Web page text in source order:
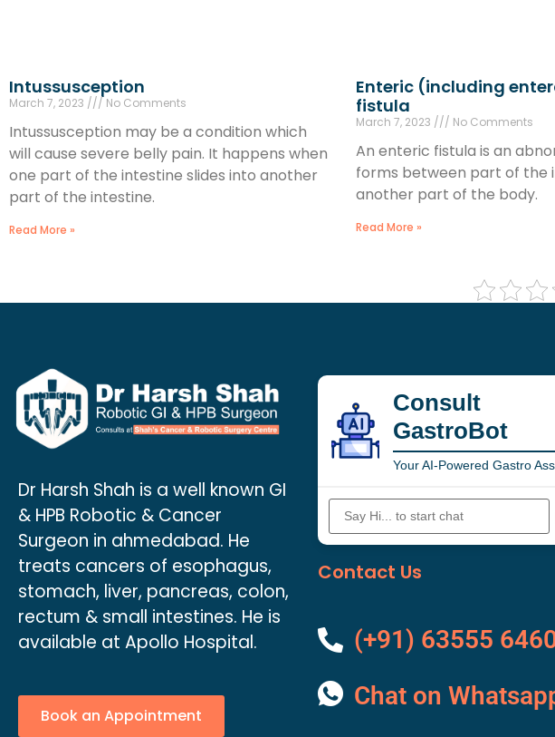
Intussusception
March 7, 2023 No Comments
Intussusception may be a condition which
will cause severe belly pain. It happens when
one part of the intestine slides into another
part of the intestine.
Read More »
Enteric (including
fistula
March 7, 2023 No Comments
An enteric fistula is an
forms between part of the
another part of the body.
Read More »
Dr Harsh Shah is a well known GI
& HPB Robotic & Cancer
Surgeon in ahmedabad. He
treats cancers of esophagus,
stomach, liver, pancreas, colon,
rectum & small intestines. He is
available at Apollo Hospital.
Book an Appointment
Consult
GastroBot
Your AI-Powered Gastro
Contact Us
(+91) 63555
Chat on